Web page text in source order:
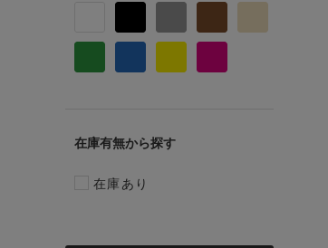
在庫有無
在庫あり